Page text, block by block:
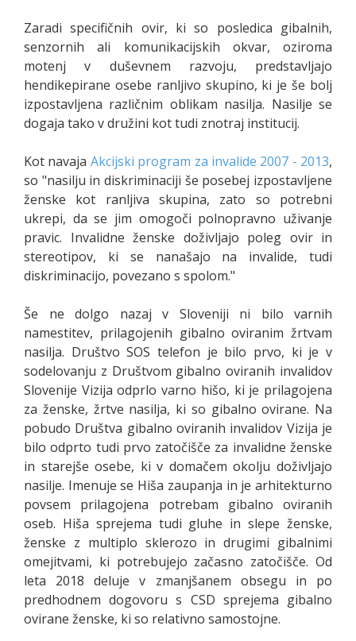
Zaradi specifičnih ovir, ki so posledica gibalnih,
senzornih ali komunikacijskih okvar, oziroma
motenj v duševnem razvoju, predstavljajo
hendikepirane osebe ranljivo skupino, ki je še bolj
izpostavljena različnim oblikam nasilja. Nasilje se
dogaja tako v družini kot tudi znotraj institucij.
Kot navaja Akcijski program za invalide 2007 - 2013,
so "nasilju in diskriminaciji še posebej izpostavljene
ženske kot ranljiva skupina, zato so potrebni
ukrepi, da se jim omogoči polnopravno uživanje
pravic. Invalidne ženske doživljajo poleg ovir in
stereotipov, ki se nanašajo na invalide, tudi
diskriminacijo, povezano s spolom."
Še ne dolgo nazaj v Sloveniji ni bilo varnih
namestitev, prilagojenih gibalno oviranim žrtvam
nasilja. Društvo SOS telefon je bilo prvo, ki je v
sodelovanju z Društvom gibalno oviranih invalidov
Slovenije Vizija odprlo varno hišo, ki je prilagojena
za ženske, žrtve nasilja, ki so gibalno ovirane. Na
pobudo Društva gibalno oviranih invalidov Vizija je
bilo odprto tudi prvo zatočišče za invalidne ženske
in starejše osebe, ki v domačem okolju doživljajo
nasilje. Imenuje se Hiša zaupanja in je arhitekturno
povsem prilagojena potrebam gibalno oviranih
oseb. Hiša sprejema tudi gluhe in slepe ženske,
ženske z multiplo sklerozo in drugimi gibalnimi
omejitvami, ki potrebujejo začasno zatočišče. Od
leta 2018 deluje v zmanjšanem obsegu in po
predhodnem dogovoru s CSD sprejema gibalno
ovirane ženske, ki so relativno samostojne.